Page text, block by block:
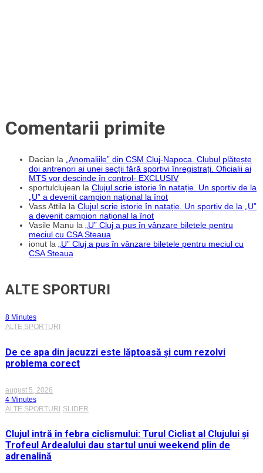
Comentarii primite
Dacian la „Anomaliile” din CSM Cluj-Napoca. Clubul plătește
doi antrenori ai unei secții fără sportivi înregistrați. Oficialii ai
MTS vor descinde în control- EXCLUSIV
sportulclujean la Clujul scrie istorie în natație. Un sportiv de la
„U” a devenit campion național la înot
Vass Attila la Clujul scrie istorie în natație. Un sportiv de la „U”
a devenit campion național la înot
Vasile Manu la „U” Cluj a pus în vânzare biletele pentru
meciul cu CSA Steaua
ionut la „U” Cluj a pus în vânzare biletele pentru meciul cu
CSA Steaua
ALTE SPORTURI
8 Minutes
ALTE SPORTURI
De ce apa din jacuzzi este lăptoasă și cum rezolvi
problema corect
august 5, 2026
4 Minutes
ALTE SPORTURI SLIDER
Clujul intră în febra ciclismului: Turul Ciclist al Clujului și
Trofeul Ardealului dau startul unui weekend plin de
adrenalină